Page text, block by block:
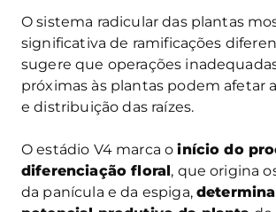
O sistema radicular das plantas
significativa de ramificações
sugere que operações
próximas às plantas podem afetar
e distribuição das raízes.
O estádio V4 marca oinício do
diferenciação floral, que origina
da panícula e da espiga,